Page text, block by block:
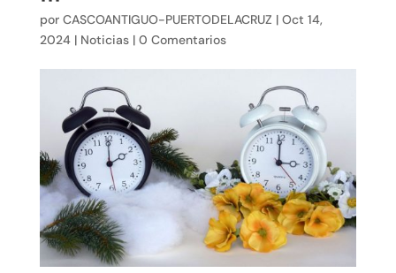
por CASCOANTIGUO-PUERTODELACRUZ | Oct 14,
2024| Noticias| 0 Comentarios